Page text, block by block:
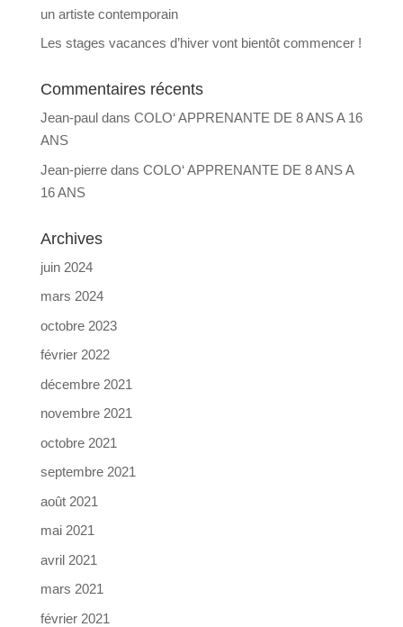
un artiste contemporain
Les stages vacances d’hiver vont bientôt commencer !
Commentaires récents
Jean-pauldans COLO‘ APPRENANTE DE 8 ANS A 16
ANS
Jean-pierredans COLO‘ APPRENANTE DE 8 ANS A
16 ANS
Archives
juin 2024
mars 2024
octobre 2023
février 2022
décembre 2021
novembre 2021
octobre 2021
septembre 2021
août 2021
mai 2021
avril 2021
mars 2021
février 2021